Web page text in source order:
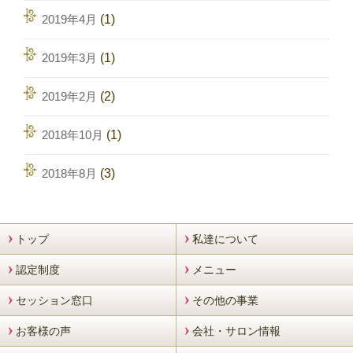
2019年4月 (1)
2019年3月 (1)
2019年2月 (2)
2018年10月 (1)
2018年8月 (3)
トップ 私達について
認定制度 メニュー
セッション窓口 その他の事業
お客様の声 会社・サロン情報